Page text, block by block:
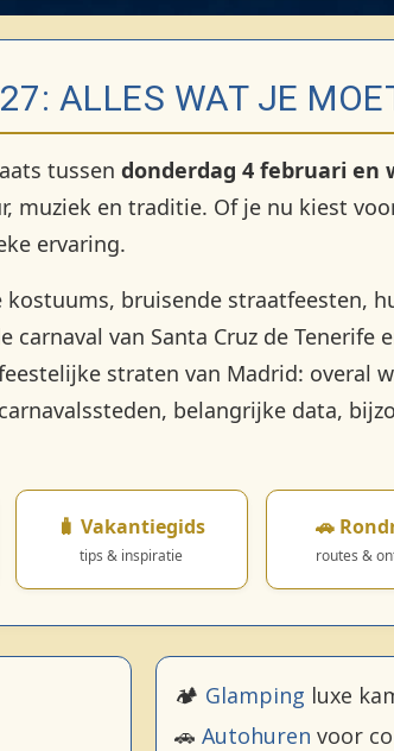
ALLES WAT JE
tussen donderdag 4 februari en
muziek en traditie. Of je nu kiest
ervaring.
bruisende straatfeesten,
van Santa Cruz de Tenerife
straten van Madrid: overal
belangrijke data,
🧳 Vakantiegids
tips & inspiratie
🚗
routes &
🏕️ Glamping luxe
🚗 Autohuren voor